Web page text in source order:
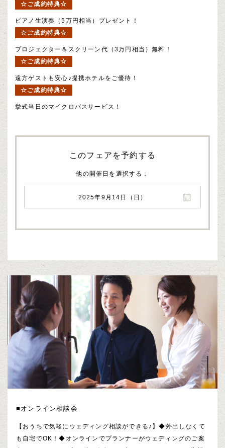
☆ご成約特典☆
ピアノ生演奏（5万円相当）プレゼント！
☆ご成約特典☆
プロジェクター＆スクリーン代（3万円相当）無料！
☆ご成約特典☆
遠方ゲストも安心♪提携ホテルをご優待！
☆ご成約特典☆
挙式当日のマイクロバスサービス！
このフェアを予約する
他の開催日を選択する
2025年9月14日（日）
■オンライン相談会
【おうちで気軽にウェディング相談ができる♪】◆外出しなくて
も自宅でOK！◆オンラインでプランナーがウェディングのご案